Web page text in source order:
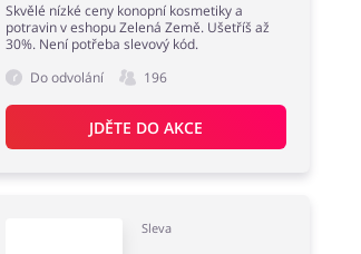
Skvělé nízké ceny konopní kosmetiky a
potravin v eshopu Zelená Země. Ušetříš až
30%. Není potřeba slevový kód.
Do odvolání
196
JDĚTE DO AKCE
Sleva